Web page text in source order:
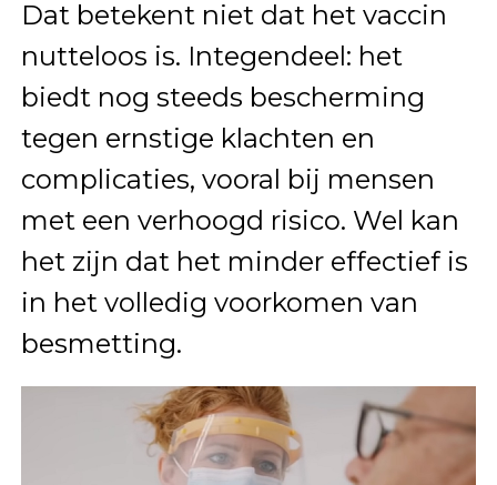
Dat betekent niet dat het vaccin
nutteloos is. Integendeel: het
biedt nog steeds bescherming
tegen ernstige klachten en
complicaties, vooral bij mensen
met een verhoogd risico. Wel kan
het zijn dat het minder effectief is
in het volledig voorkomen van
besmetting.